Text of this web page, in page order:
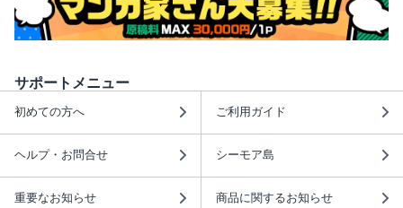
サポートメニュー
初めての方へ ご利用ガイド
ヘルプ・お問合せ シーモア島
重要なお知らせ 商品に関するお知らせ